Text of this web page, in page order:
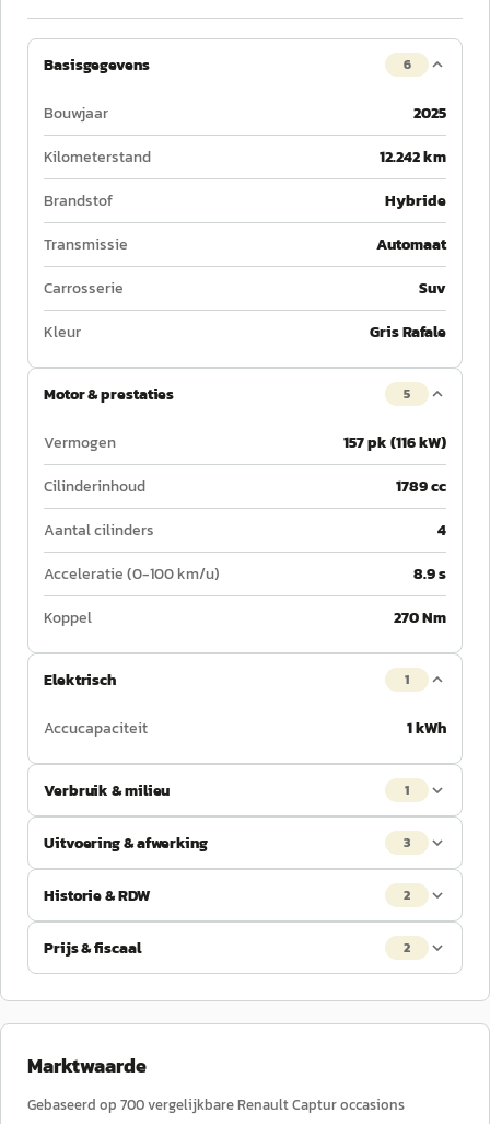
Basisgegevens 6
Bouwjaar
2025
Kilometerstand
12.242 km
Brandstof
Hybride
Transmissie
Automaat
Carrosserie
Suv
Kleur
Gris Rafale
Motor & prestaties 5
Vermogen
157 pk (116 kW)
Cilinderinhoud
1789 cc
Aantal cilinders
4
Acceleratie (0-100 km/u)
8.9 s
Koppel
270 Nm
Elektrisch 1
Accucapaciteit 1 kWh
Verbruik & milieu 1
Uitvoering & afwerking 3
Historie & RDW 2
Prijs & fiscaal 2
Marktwaarde
Gebaseerd op 700vergelijkbareRenaultCapturoccasions